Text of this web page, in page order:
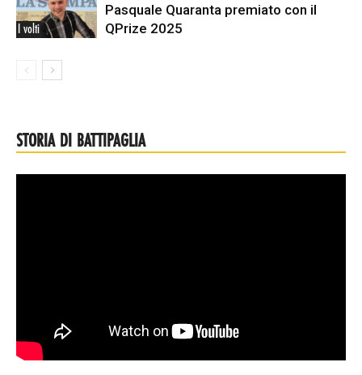
I volti
Pasquale Quaranta premiato con il
QPrize 2025
STORIA DI BATTIPAGLIA